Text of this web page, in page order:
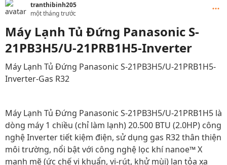
tranthibinh205
một tháng trước
Máy Lạnh Tủ Đứng Panasonic S-
21PB3H5/U-21PRB1H5-Inverter
Máy Lạnh Tủ Đứng Panasonic S-21PB3H5/U-21PRB1H5-
Inverter-Gas R32
Máy Lạnh Tủ Đứng Panasonic S-21PB3H5/U-21PRB1H5 là
dòng máy 1 chiều (chỉ làm lạnh) 20.500 BTU (2.0HP) công
nghệ Inverter tiết kiệm điện, sử dụng gas R32 thân thiện
môi trường, nổi bật với công nghệ lọc khí nanoe™ X
mạnh mẽ (ức chế vi khuẩn, vi-rút, khử mùi) lan tỏa xa